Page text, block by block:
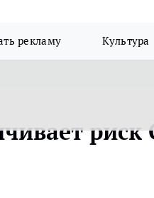
рекламу Культура
риск